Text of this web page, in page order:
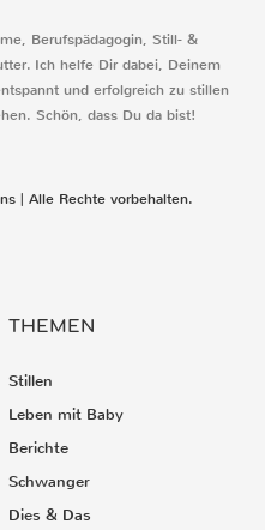
Berufspädagogin, Still- &
Ich helfe Dir dabei, Deinem
und erfolgreich zu stillen
Schön, dass Du da bist!
| Alle Rechte vorbehalten.
THEMEN
Stillen
Leben mit Baby
Berichte
Schwanger
Dies & Das